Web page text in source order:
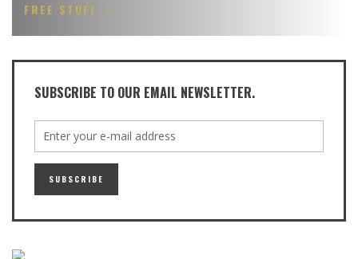
FREE STUFF
SUBSCRIBE TO OUR EMAIL NEWSLETTER.